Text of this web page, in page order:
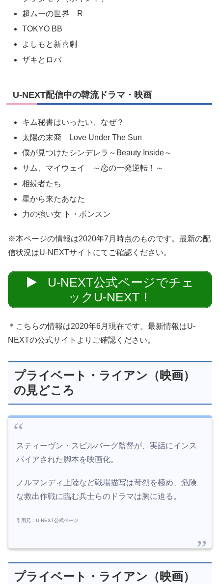
超ムーの世界 R
TOKYO BB
よしもと新喜劇
ザキとロバ
U-NEXT配信中の韓流ドラマ・映画
キム秘書はいったい、なぜ？
太陽の末裔 Love Under The Sun
僕が見つけたシンデレラ～Beauty Inside～
サム、マイウェイ ～恋の一発逆転！～
相続者たち
星から来たあなた
力の強い女 ト・ボンスン
※本ページの情報は2020年7月時点のものです。最新の配
信状況はU-NEXTサイトにてご確認ください。
U-NEXT公式ページでチェ
ックU-NEXT！
＊こちらの情報は2020年6月現在です。最新情報はU-
NEXTの公式サイトよりご確認ください。
プライベート・ライアン（映画）
の見どころ
スティーヴン・スピルバーグ監督が、実話にインス
パイアされた脚本を映画化。
ノルマンディ上陸など戦場描写は苛烈を極め、危険
な救出作戦に臨む兵士らのドラマは胸に迫る。
引用元：U-NEXT公式ページ
プライベート・ライアン（映画）